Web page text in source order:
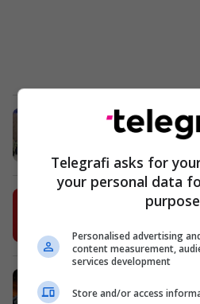
Propozohet
në
Përplasje
Financa 21/
ndryshon
Telegrafi asks for
your personal data
Personalised advertising
content measurement,
services development
Store and/or access